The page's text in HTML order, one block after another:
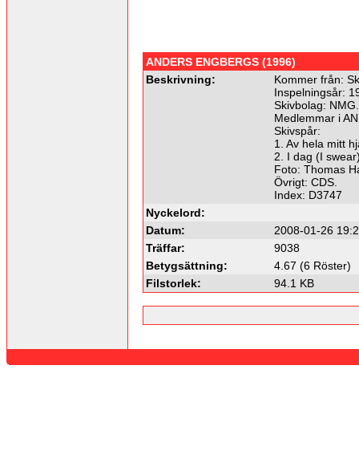
ANDERS ENGBERGS (1996)
Beskrivning:
Kommer från:
Inspelningsår:
Skivbolag: NMG.
Medlemmar i
Skivspår:
1. Av hela mitt
2. I dag (I
Foto: Thomas
Övrigt: CDS.
Index: D3747
Nyckelord:
Datum:
2008-01-26
Träffar:
9038
Betygsättning:
4.67 (6 Röster)
Filstorlek:
94.1 KB